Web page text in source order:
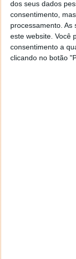
dos seus dados
consentimento,
processamento. As
este website. Você
consentimento a
clicando no botão
ReferiuDahn.
Dahn, não
está a afetar os